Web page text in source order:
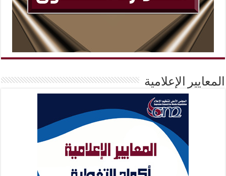
المعايير الإعلامية